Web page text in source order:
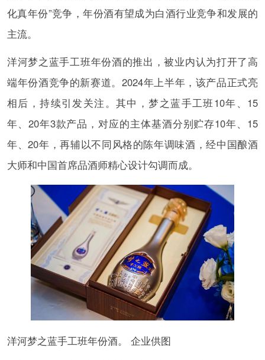
化真年份”竞争，年份酒有望成为白酒行业竞争和发展的
主流。
洋河梦之蓝手工班年份酒的推出，被业内认为打开了高
端年份酒竞争的新赛道。2024年上半年，该产品正式亮
相后，持续引发关注。其中，梦之蓝手工班10年、15
年、20年3款产品，对应的主体基酒分别贮存10年、15
年、20年，再辅以不同风格的陈年调味酒，经中国酿酒
大师和中国首席品酒师精心设计勾调而成。
洋河梦之蓝手工班年份酒。 企业供图